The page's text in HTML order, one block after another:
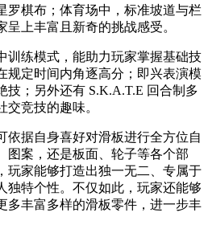
罗棋布；体育场中，标准坡道与栏
上丰富且新奇的挑战感受。
训练模式，能助力玩家掌握基础技
规定时间内角逐高分；即兴表演模
技；另外还有 S.K.A.T.E 回合制多
交竞技的趣味。
依据自身喜好对滑板进行全方位自
图案，还是板面、轮子等各个部
玩家能够打造出独一无二、专属于
独特个性。不仅如此，玩家还能够
多丰富多样的滑板零件，进一步丰